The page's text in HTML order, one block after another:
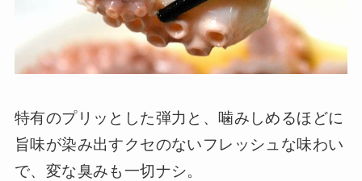
特有のプリッとした弾力と、噛みしめるほどに
旨味が染み出すクセのないフレッシュな味わい
で、変な臭みも一切ナシ。